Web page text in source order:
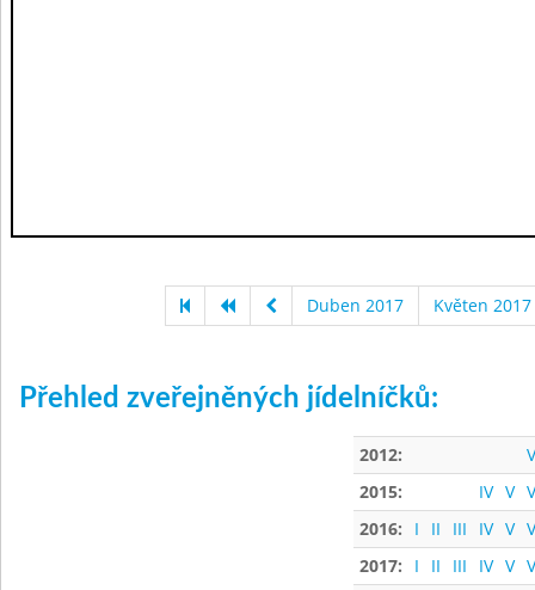
Duben 2017 Květen 2017
Přehled zveřejněných jídelníčků:
2012:
2015:
IV V
2016:
I II III IV V
2017:
I II III IV V